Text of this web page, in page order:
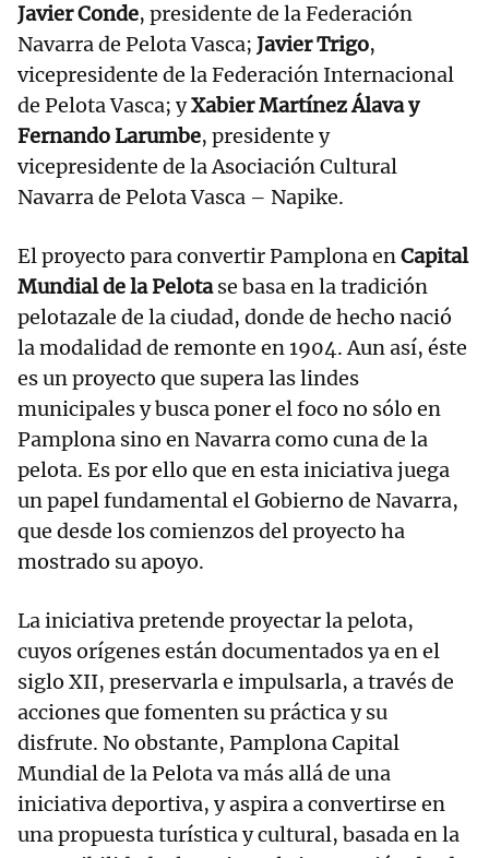
Javier Conde, presidente de la Federación
Navarra de Pelota Vasca; Javier Trigo,
vicepresidente de la Federación Internacional
de Pelota Vasca; yXabier Martínez Álava y
Fernando Larumbe, presidente y
vicepresidente de la Asociación Cultural
Navarra de Pelota Vasca – Napike.
El proyecto para convertir Pamplona enCapital
Mundial de la Pelotase basa en la tradición
pelotazale de la ciudad, donde de hecho nació
la modalidad de remonte en 1904. Aun así, éste
es un proyecto que supera las lindes
municipales y busca poner el foco no sólo en
Pamplona sino en Navarra como cuna de la
pelota. Es por ello que en esta iniciativa juega
un papel fundamental el Gobierno de Navarra,
que desde los comienzos del proyecto ha
mostrado su apoyo.
La iniciativa pretende proyectar la pelota,
cuyos orígenes están documentados ya en el
siglo XII, preservarla e impulsarla, a través de
acciones que fomenten su práctica y su
disfrute. No obstante, Pamplona Capital
Mundial de la Pelota va más allá de una
iniciativa deportiva, y aspira a convertirse en
una propuesta turística y cultural, basada en la